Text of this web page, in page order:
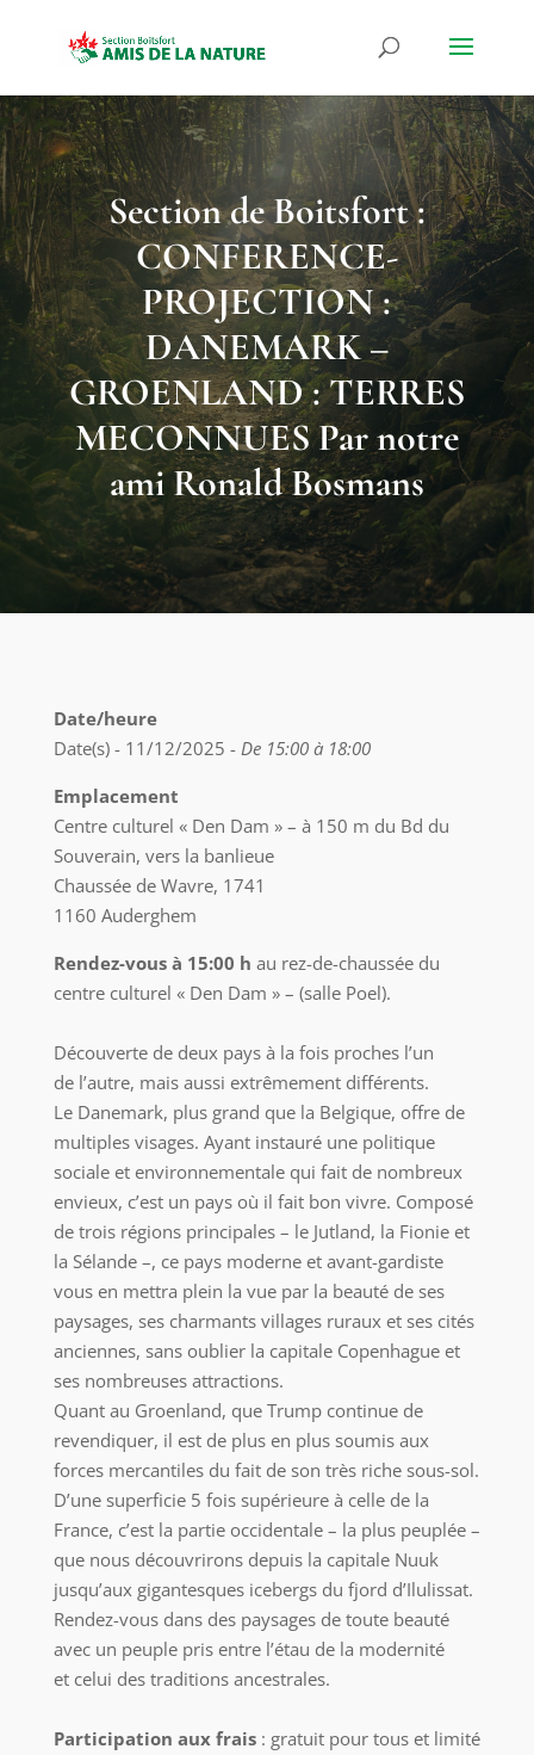
Section de Boitsfort :
CONFERENCE-
PROJECTION :
DANEMARK –
GROENLAND : TERRES
MECONNUES Par notre
ami Ronald Bosmans
Date/heure
Date(s) - 11/12/2025 - De 15:00 à 18:00
Emplacement
Centre culturel « Den Dam » – à 150 m du Bd du
Souverain, vers la banlieue
Chaussée de Wavre, 1741
1160 Auderghem
Rendez-vous à 15:00 h au rez-de-chaussée du
centre culturel « Den Dam » – (salle Poel).
Découverte de deux pays à la fois proches l’un
de l’autre, mais aussi extrêmement différents.
Le Danemark, plus grand que la Belgique, offre de
multiples visages. Ayant instauré une politique
sociale et environnementale qui fait de nombreux
envieux, c’est un pays où il fait bon vivre. Composé
de trois régions principales – le Jutland, la Fionie et
la Sélande –, ce pays moderne et avant-gardiste
vous en mettra plein la vue par la beauté de ses
paysages, ses charmants villages ruraux et ses cités
anciennes, sans oublier la capitale Copenhague et
ses nombreuses attractions.
Quant au Groenland, que Trump continue de
revendiquer, il est de plus en plus soumis aux
forces mercantiles du fait de son très riche sous-sol.
D’une superficie 5 fois supérieure à celle de la
France, c’est la partie occidentale – la plus peuplée –
que nous découvrirons depuis la capitale Nuuk
jusqu’aux gigantesques icebergs du fjord d’Ilulissat.
Rendez-vous dans des paysages de toute beauté
avec un peuple pris entre l’étau de la modernité
et celui des traditions ancestrales.
Participation aux frais: gratuit pour tous et limité